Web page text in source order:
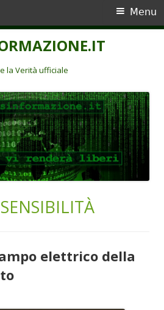
la Verità ufficiale
Menu
elettrico della